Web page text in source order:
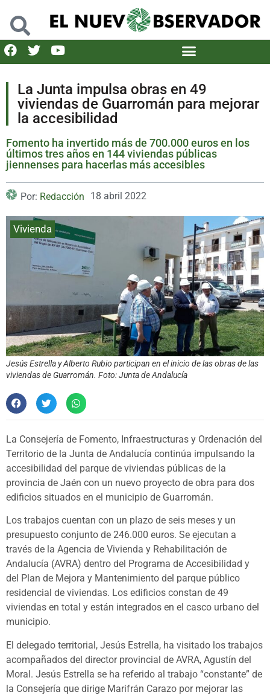
La Junta impulsa obras en 49
viviendas de Guarromán para mejorar
la accesibilidad
Fomento ha invertido más de 700.000 euros en los
últimos tres años en 144 viviendas públicas
jiennenses para hacerlas más accesibles
Por: Redacción 18 abril 2022
Vivienda
Jesús Estrella y Alberto Rubio participan en el inicio de las obras de las
viviendas de Guarromán. Foto: Junta de Andalucía
La Consejería de Fomento, Infraestructuras y Ordenación del
Territorio de la Junta de Andalucía continúa impulsando la
accesibilidad del parque de viviendas públicas de la
provincia de Jaén con un nuevo proyecto de obra para dos
edificios situados en el municipio de Guarromán.
Los trabajos cuentan con un plazo de seis meses y un
presupuesto conjunto de 246.000 euros. Se ejecutan a
través de la Agencia de Vivienda y Rehabilitación de
Andalucía (AVRA) dentro del Programa de Accesibilidad y
del Plan de Mejora y Mantenimiento del parque público
residencial de viviendas. Los edificios constan de 49
viviendas en total y están integrados en el casco urbano del
municipio.
El delegado territorial, Jesús Estrella, ha visitado los trabajos
acompañados del director provincial de AVRA, Agustín del
Moral. Jesús Estrella se ha referido al trabajo “constante” de
la Consejería que dirige Marifrán Carazo por mejorar las